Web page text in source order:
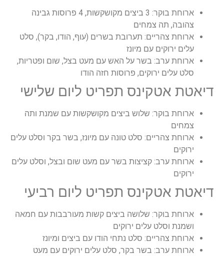
ארוחת בוקר: 3 ביצים מקושקשות, 4 פרוסות גבינה
צהובה, תה צמחים
ארוחת צהריים: תערובת בשרים (עוף, הודו, בקר), סלט
עלים ירוקים עם מיונז
ארוחת ערב: בשר על האש עם מעט בצל, שום ופטריות,
סלט עלים ירוקים, פרוסות חזה הודו
דיאטת אטקינס תפריט ליום שלישי
ארוחת בוקר: שלוש ביצים מקושקשות עם שמנת ותה
צמחים
ארוחת צהריים: סלט טונה עם מיונז, בשר בקר וסלט עלים
ירוקים
ארוחת ערב: קציצות בשר עם מעט שום ובצל, וסלט עלים
ירוקים
דיאטת אטקינס תפריט ליום רביעי
ארוחת בוקר: שלושה ביצים קשות מעורבבות עם חמאה
ושמנת וסלט עלים ירוקים
ארוחת צהריים: סלט נתחי הודו עם ביצים ומיונז
ארוחת ערב: בשר בקר, סלט עלים ירוקים עם מעט